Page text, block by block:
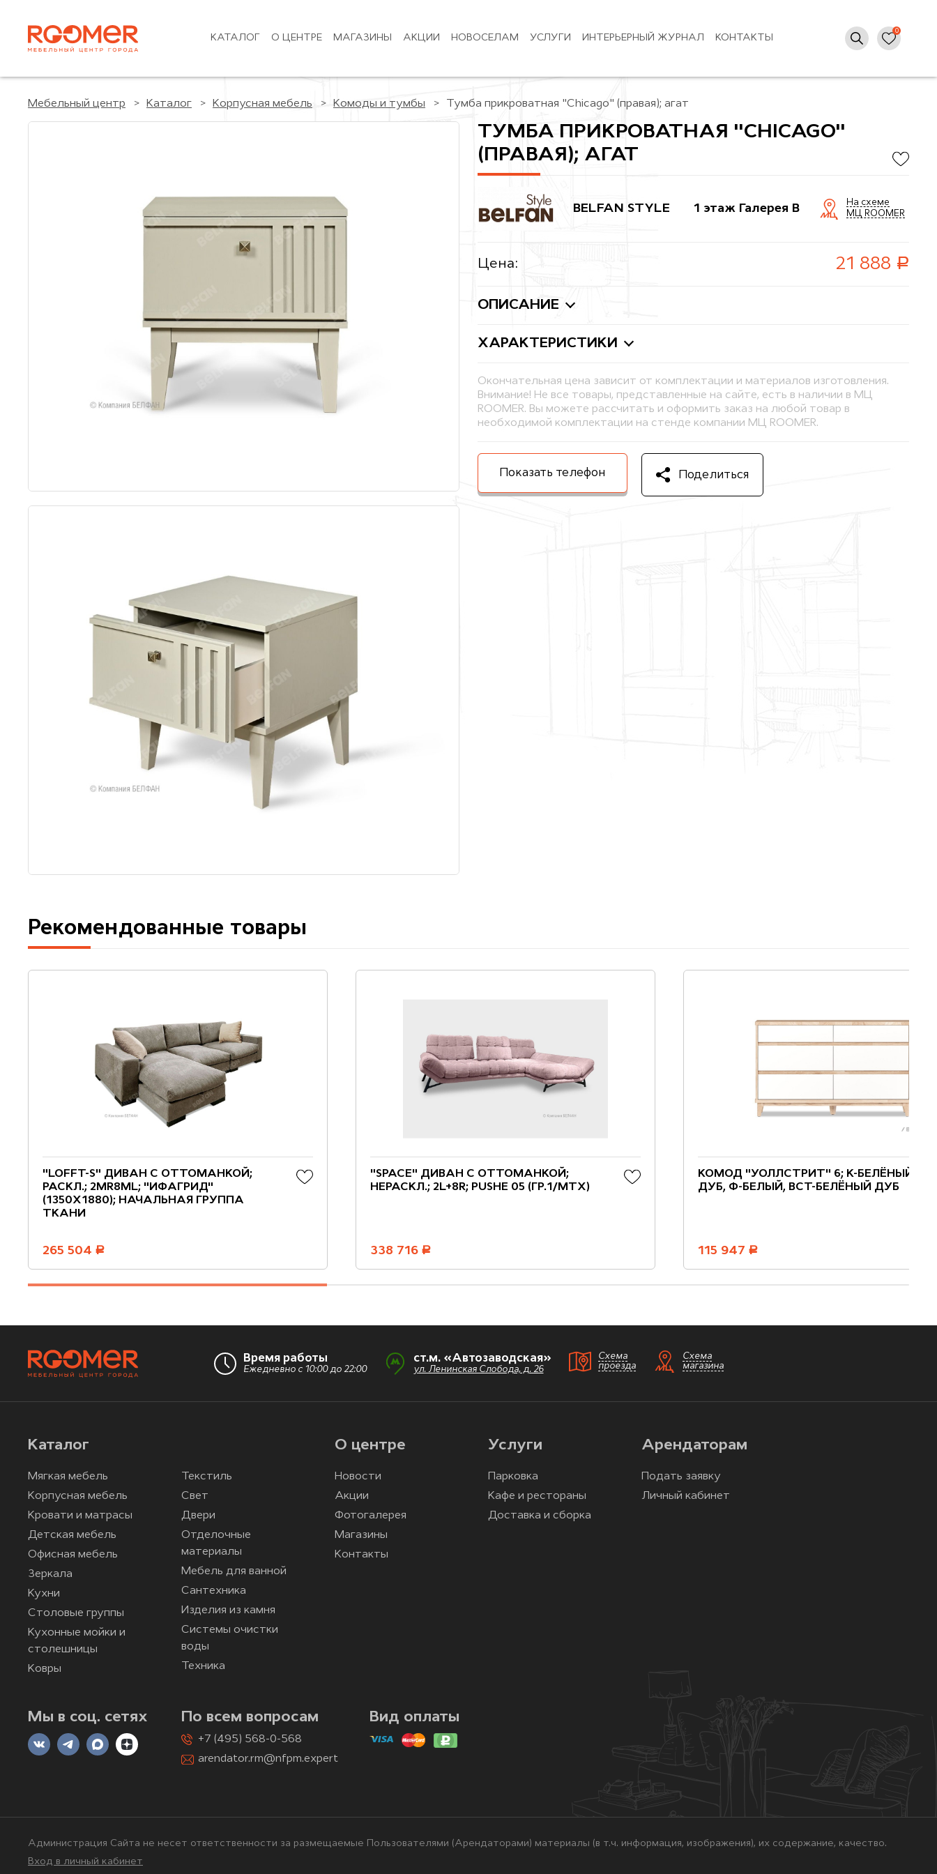
КАТАЛОГ О ЦЕНТРЕ МАГАЗИНЫ АКЦИИ НОВОСЕЛАМ УСЛУГИ ИНТЕРЬЕРНЫЙ ЖУРНАЛ КОНТАКТЫ
Мебельный центр Каталог Корпусная мебель Комоды и тумбы Тумба прикроватная "Chicago" (правая); агат
ТУМБА ПРИКРОВАТНАЯ "CHICAGO"
(ПРАВАЯ); АГАТ
BELFAN STYLE 1 этаж Галерея B
На схеме
МЦ ROOMER
Цена: 21 888 руб.
ОПИСАНИЕ
ХАРАКТЕРИСТИКИ
Окончательная цена зависит от комплектации и материалов изготовления.
Внимание! Не все товары, представленные на сайте, есть в наличии в МЦ
ROOMER. Вы можете рассчитать и оформить заказ на любой товар в
необходимой комплектации на стенде компании МЦ ROOMER.
Показать телефон Поделиться
Рекомендованные товары
"LOFFT-S" ДИВАН С ОТТОМАНКОЙ;
РАСКЛ.; 2MR8ML; "ИФАГРИД"
(1350Х1880); НАЧАЛЬНАЯ ГРУППА
ТКАНИ
265 504 руб.
"SPACE" ДИВАН С ОТТОМАНКОЙ;
НЕРАСКЛ.; 2L+8R; PUSHE 05 (ГР.1/МТХ)
338 716 руб.
КОМОД "УОЛЛСТРИТ" 6; К-БЕЛЁНЫЙ
ДУБ, Ф-БЕЛЫЙ, ВСТ-БЕЛЁНЫЙ ДУБ
115 947 руб.
Время работы
Ежедневно с 10:00 до 22:00
ст.м. «Автозаводская»
ул. Ленинская Слобода, д. 26
Схема
проезда
Схема
магазина
Каталог
Мягкая мебель
Корпусная мебель
Кровати и матрасы
Детская мебель
Офисная мебель
Зеркала
Кухни
Столовые группы
Кухонные мойки и
столешницы
Ковры
Текстиль
Свет
Двери
Отделочные
материалы
Мебель для ванной
Сантехника
Изделия из камня
Системы очистки
воды
Техника
О центре
Новости
Акции
Фотогалерея
Магазины
Контакты
Услуги
Парковка
Кафе и рестораны
Доставка и сборка
Арендаторам
Подать заявку
Личный кабинет
Мы в соц. сетях По всем вопросам
+7 (495) 568-0-568
arendator.rm@nfpm.expert
Вид оплаты
Администрация Сайта не несет ответственности за размещаемые Пользователями (Арендаторами) материалы (в т.ч. информация, изображения), их содержание, качество.
Вход в личный кабинет